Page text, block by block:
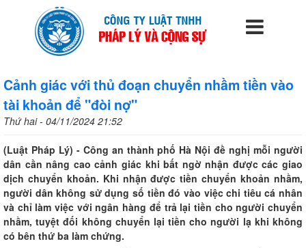
Cảnh giác với thủ đoạn chuyển nhầm tiền vào
tài khoản để "đòi nợ"
Thứ hai - 04/11/2024 21:52
(Luật Pháp Lý) - Công an thành phố Hà Nội đề nghị mỗi người
dân cần nâng cao cảnh giác khi bất ngờ nhận được các giao
dịch chuyển khoản. Khi nhận được tiền chuyển khoản nhầm,
người dân không sử dụng số tiền đó vào việc chi tiêu cá nhân
và chỉ làm việc với ngân hàng để trả lại tiền cho người chuyển
nhầm, tuyệt đối không chuyển lại tiền cho người lạ khi không
có bên thứ ba làm chứng.